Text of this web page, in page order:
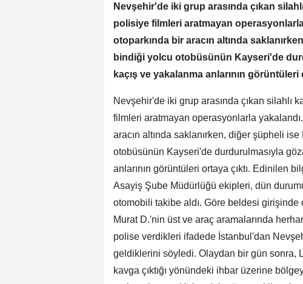
Nevşehir'de iki grup arasında çıkan
polisiye filmleri aratmayan
otoparkında bir aracın altında
bindiği yolcu otobüsünün Kayseri'de
kaçış ve yakalanma anlarının görüntüleri
Nevşehir'de iki grup arasında çıkan silahlı
filmleri aratmayan operasyonlarla
aracın altında saklanırken, diğer şüpheli
otobüsünün Kayseri'de durdurulmasıyla
anlarının görüntüleri ortaya çıktı. Edinilen
Asayiş Şube Müdürlüğü ekipleri, dün
otomobili takibe aldı. Göre beldesi
Murat D.'nin üst ve araç aramalarında
polise verdikleri ifadede İstanbul'dan
geldiklerini söyledi. Olaydan bir gün sonra,
kavga çıktığı yönündeki ihbar üzerine